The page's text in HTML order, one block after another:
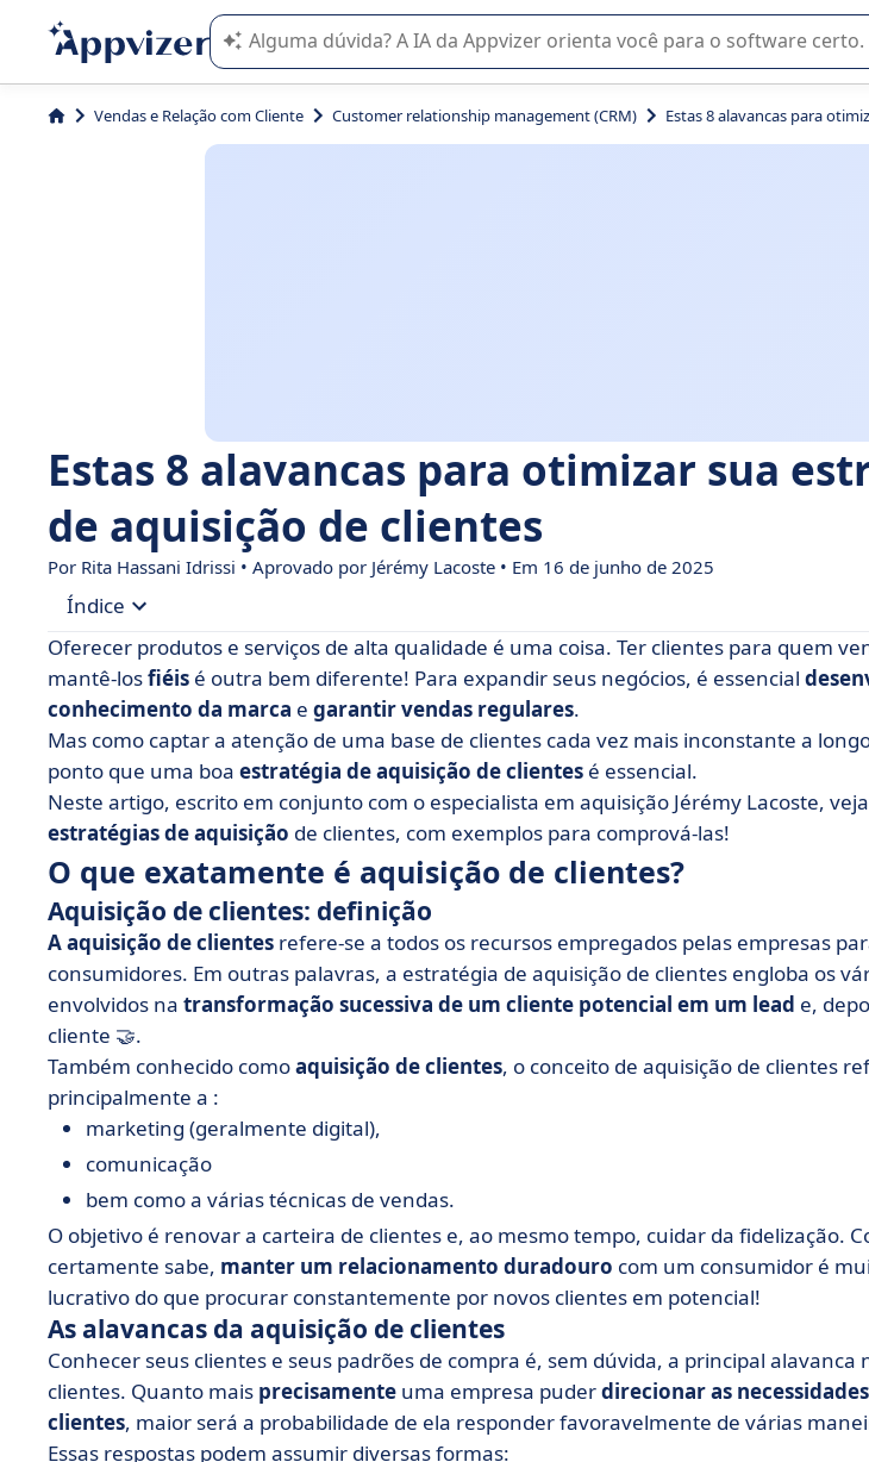
A IA do Appvizer o orienta no uso ou na seleção de software SaaS para sua
Vendas e Relação com Cliente Customer relationship management (CRM) Estas 8 alavancas para
Estas 8 alavancas para otimizar sua
de aquisição de clientes
Por Rita Hassani Idrissi • Aprovado por Jérémy Lacoste • Em 16 de junho de 2025
Índice
• O que exatamente é aquisição de clientes?
• As 8 melhores estratégias de aquisição de clientes para gerar tráfego
• 6 práticas recomendadas para otimizar sua aquisição de clientes
• Como você desenvolve uma boa estratégia de aquisição de clientes B2B?
• Aquisição de clientes em poucas palavras
Oferecer produtos e serviços de alta qualidade é uma coisa. Ter clientes para quem
mantê-losfiéis é outra bem diferente! Para expandir seus negócios, é essencial
conhecimento da marca e garantir vendas regulares.
Mas como captar a atenção de uma base de clientes cada vez mais inconstante a
ponto que uma boa estratégia de aquisição de clientes é essencial.
Neste artigo, escrito em conjunto com o especialista em aquisição Jérémy Lacoste,
estratégias de aquisição de clientes, com exemplos para comprová-las!
O que exatamente é aquisição de clientes?
Aquisição de clientes: definição
A aquisição de clientes refere-se a todos os recursos empregados pelas empresas
consumidores. Em outras palavras, a estratégia de aquisição de clientes engloba os
envolvidos na transformação sucessiva de um cliente potencial em um lead e,
cliente 🤝.
Também conhecido comoaquisição de clientes, o conceito de aquisição de clientes
principalmente a :
marketing (geralmente digital),
comunicação
bem como a várias técnicas de vendas.
O objetivo é renovar a carteira de clientes e, ao mesmo tempo, cuidar da fidelização.
certamente sabe, manter um relacionamento duradouro com um consumidor é
lucrativo do que procurar constantemente por novos clientes em potencial!
As alavancas da aquisição de clientes
Conhecer seus clientes e seus padrões de compra é, sem dúvida, a principal alavanca
clientes. Quanto mais precisamente uma empresa puderdirecionar as
clientes, maior será a probabilidade de ela responder favoravelmente de várias
Essas respostas podem assumir diversas formas: